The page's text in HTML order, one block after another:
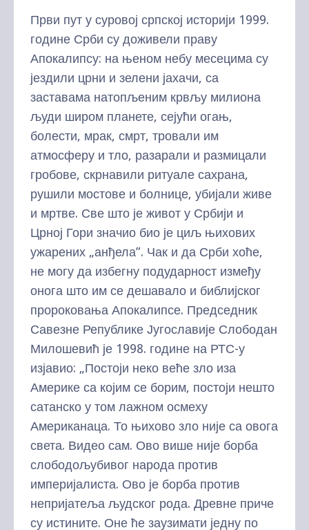
Први пут у суровој српској историји 1999.
године Срби су доживели праву
Апокалипсу: на њеном небу месецима су
јездили црни и зелени јахачи, са
заставама натопљеним крвљу милиона
људи широм планете, сејући огањ,
болести, мрак, смрт, тровали им
атмосферу и тло, разарали и размицали
гробове, скрнавили ритуале сахрана,
рушили мостове и болнице, убијали живе
и мртве. Све што је живот у Србији и
Црној Гори значио био је циљ њихових
ужарених „анђела”. Чак и да Срби хоће,
не могу да избегну подударност између
онога што им се дешавало и библијског
пророковања Апокалипсе. Председник
Савезне Републике Југославије Слободан
Милошевић је 1998. године на РТС-у
изјавио: „Постоји неко веће зло иза
Америке са којим се борим, постоји нешто
сатанско у том лажном осмеху
Американаца. То њихово зло није са овога
света. Видео сам. Ово више није борба
слободољубивог народа против
империјалиста. Ово је борба против
непријатеља људског рода. Древне приче
су истините. Оне ће заузимати једну по